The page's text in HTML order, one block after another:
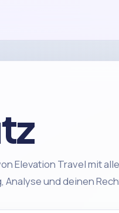
Elevation Travel mit
und deinen